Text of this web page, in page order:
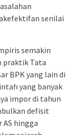
senilai
semakin
praktik Tata
BPK yang lain di
yang banyak
impor di tahun
defisit
AS hingga